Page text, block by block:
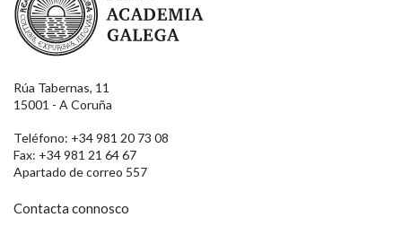
Rúa Tabernas, 11
15001 - A Coruña
Teléfono: +34 981 20 73 08
Fax: +34 981 21 64 67
Apartado de correo 557
Contacta connosco